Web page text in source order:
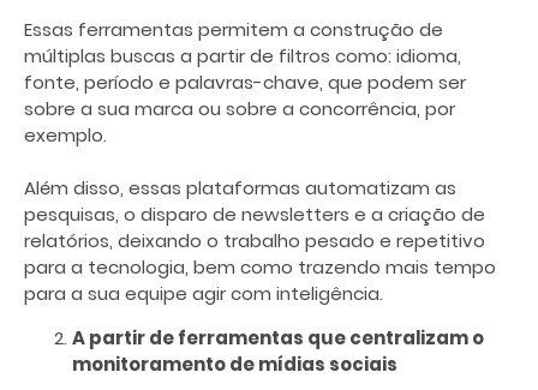
Essas ferramentas permitem a construção de
múltiplas buscas a partir de filtros como: idioma,
fonte, período e palavras-chave, que podem ser
sobre a sua marca ou sobre a concorrência, por
exemplo.
Além disso, essas plataformas automatizam as
pesquisas, o disparo de newsletters e a criação de
relatórios, deixando o trabalho pesado e repetitivo
para a tecnologia, bem como trazendo mais tempo
para a sua equipe agir com inteligência.
A partir de ferramentas que centralizam o
monitoramento de mídias sociais